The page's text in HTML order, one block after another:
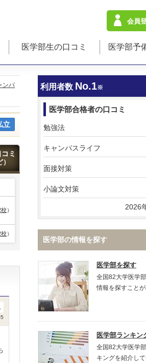
会員
医学部生の口コミ 医学部予
ンパ
立
ミ
校）
校）
利用者数 No.1※
医学部合格者の口コミ
勉強法
キャンパスライフ
面接対策
小論文対策
2026
医学部の情報を探す
医学部を探す
全国82大学医学
情報を探すことが
医学部ランキン
全国82大学医学
キングを紹介して